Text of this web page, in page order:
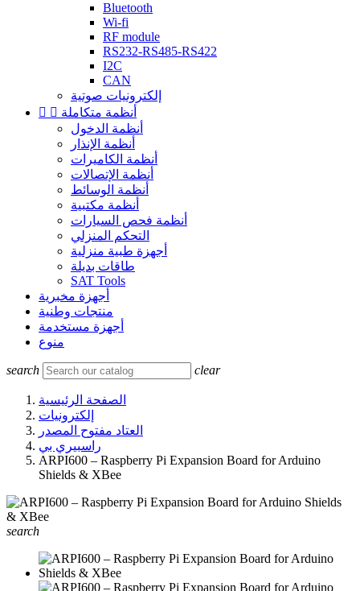
Bluetooth
Wi-fi
RF module
RS232-RS485-RS422
I2C
CAN
إلكترونيات صوتية
  أنظمة متكاملة
أنظمة الدخول
أنظمة الإنذار
أنظمة الكاميرات
أنظمة الإتصالات
أنظمة الوسائط
أنظمة مكتبية
أنظمة فحص السيارات
التحكم المنزلي
أجهزة طبية منزلية
طاقات بديلة
SAT Tools
أجهزة مخبرية
منتجات وطنية
أجهزة مستخدمة
منوع
search clear
الصفحة الرئيسية
إلكترونيات
العتاد مفتوح المصدر
راسبيري بي
ARPI600 – Raspberry Pi Expansion Board for Arduino
Shields & XBee
search